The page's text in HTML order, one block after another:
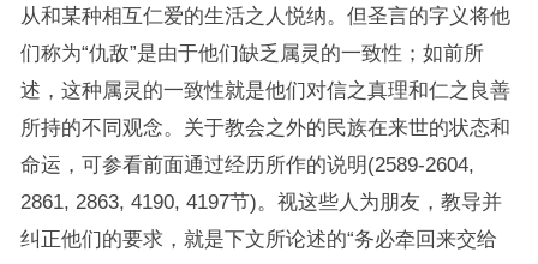
从和某种相互仁爱的生活之人悦纳。但圣言的字义将他
们称为“仇敌”是由于他们缺乏属灵的一致性；如前所
述，这种属灵的一致性就是他们对信之真理和仁之良善
所持的不同观念。关于教会之外的民族在来世的状态和
命运，可参看前面通过经历所作的说明(2589-2604,
2861, 2863, 4190, 4197节)。视这些人为朋友，教导并
纠正他们的要求，就是下文所论述的“务必牵回来交给